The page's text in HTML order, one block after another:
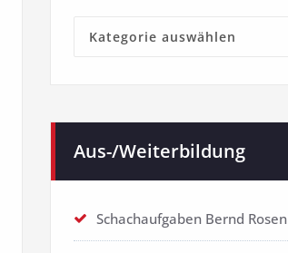
Kategorien
Aus-/Weiterbildung
Schachaufgaben Bernd Rosen